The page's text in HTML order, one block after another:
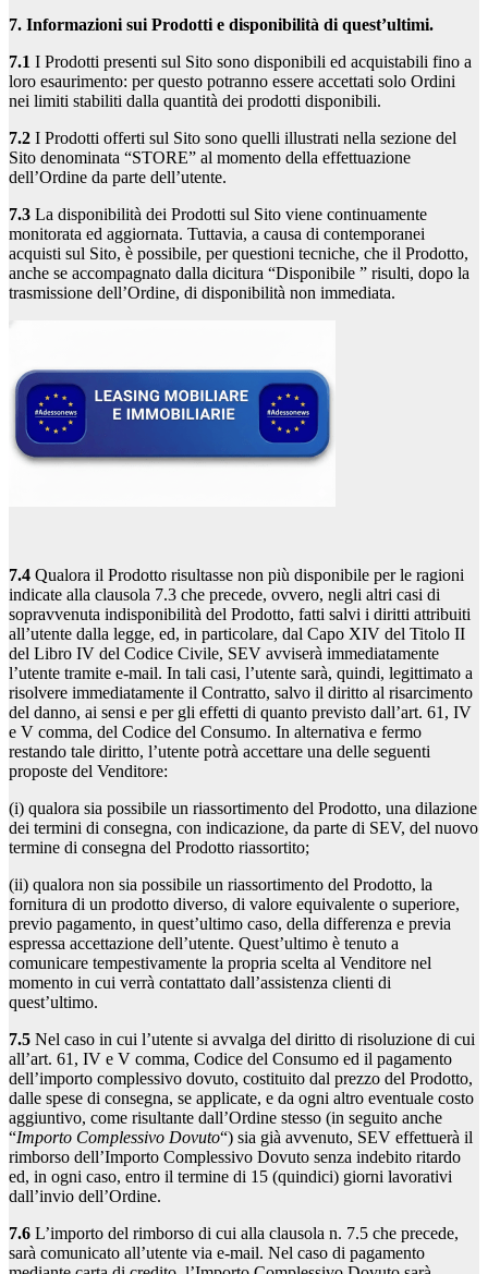
7. Informazioni sui Prodotti e disponibilità di quest’ultimi.
7.1 I Prodotti presenti sul Sito sono disponibili ed acquistabili fino a
loro esaurimento: per questo potranno essere accettati solo Ordini
nei limiti stabiliti dalla quantità dei prodotti disponibili.
7.2 I Prodotti offerti sul Sito sono quelli illustrati nella sezione del
Sito denominata “STORE” al momento della effettuazione
dell’Ordine da parte dell’utente.
7.3 La disponibilità dei Prodotti sul Sito viene continuamente
monitorata ed aggiornata. Tuttavia, a causa di contemporanei
acquisti sul Sito, è possibile, per questioni tecniche, che il Prodotto,
anche se accompagnato dalla dicitura “Disponibile ” risulti, dopo la
trasmissione dell’Ordine, di disponibilità non immediata.
7.4 Qualora il Prodotto risultasse non più disponibile per le ragioni
indicate alla clausola 7.3 che precede, ovvero, negli altri casi di
sopravvenuta indisponibilità del Prodotto, fatti salvi i diritti attribuiti
all’utente dalla legge, ed, in particolare, dal Capo XIV del Titolo II
del Libro IV del Codice Civile, SEV avviserà immediatamente
l’utente tramite e-mail. In tali casi, l’utente sarà, quindi, legittimato a
risolvere immediatamente il Contratto, salvo il diritto al risarcimento
del danno, ai sensi e per gli effetti di quanto previsto dall’art. 61, IV
e V comma, del Codice del Consumo. In alternativa e fermo
restando tale diritto, l’utente potrà accettare una delle seguenti
proposte del Venditore:
(i) qualora sia possibile un riassortimento del Prodotto, una dilazione
dei termini di consegna, con indicazione, da parte di SEV, del nuovo
termine di consegna del Prodotto riassortito;
(ii) qualora non sia possibile un riassortimento del Prodotto, la
fornitura di un prodotto diverso, di valore equivalente o superiore,
previo pagamento, in quest’ultimo caso, della differenza e previa
espressa accettazione dell’utente. Quest’ultimo è tenuto a
comunicare tempestivamente la propria scelta al Venditore nel
momento in cui verrà contattato dall’assistenza clienti di
quest’ultimo.
7.5 Nel caso in cui l’utente si avvalga del diritto di risoluzione di cui
all’art. 61, IV e V comma, Codice del Consumo ed il pagamento
dell’importo complessivo dovuto, costituito dal prezzo del Prodotto,
dalle spese di consegna, se applicate, e da ogni altro eventuale costo
aggiuntivo, come risultante dall’Ordine stesso (in seguito anche
“Importo Complessivo Dovuto“) sia già avvenuto, SEV effettuerà il
rimborso dell’Importo Complessivo Dovuto senza indebito ritardo
ed, in ogni caso, entro il termine di 15 (quindici) giorni lavorativi
dall’invio dell’Ordine.
7.6 L’importo del rimborso di cui alla clausola n. 7.5 che precede,
sarà comunicato all’utente via e-mail. Nel caso di pagamento